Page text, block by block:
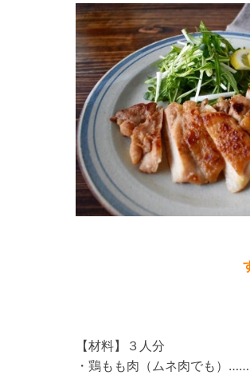
【材料】３人分
・鶏もも肉（ムネ肉でも）